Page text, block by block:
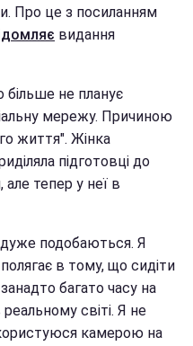
Про це з посиланням
видання
більше не планує
мережу. Причиною
життя". Жінка
підготовці до
тепер у неї в
подобаються. Я
в тому, що сидіти
багато часу на
світі. Я не
камерою на